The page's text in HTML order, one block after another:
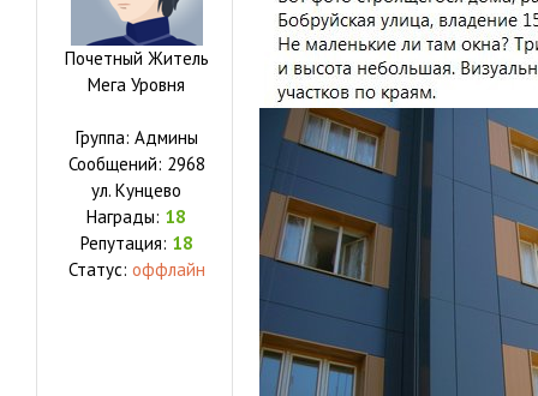
Почетный Житель
Мега Уровня
Группа: Админы
Сообщений: 2968
ул. Кунцево
Награды: 18
Репутация: 18
Статус: оффлайн